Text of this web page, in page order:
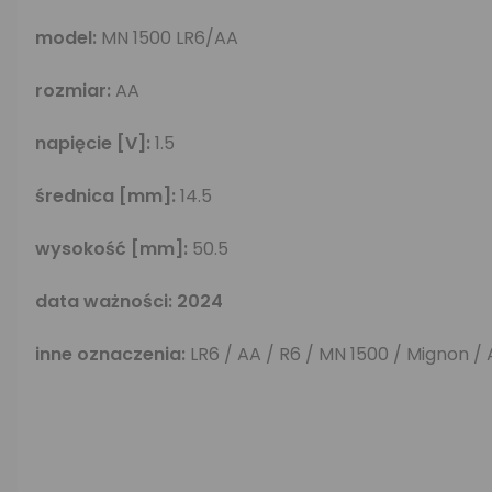
model: MN 1500 LR6/AA
rozmiar: AA
napięcie [V]: 1.5
średnica [mm]: 14.5
wysokość [mm]: 50.5
data ważności: 2024
inne oznaczenia: LR6 / AA / R6 / MN 1500 / Mignon /